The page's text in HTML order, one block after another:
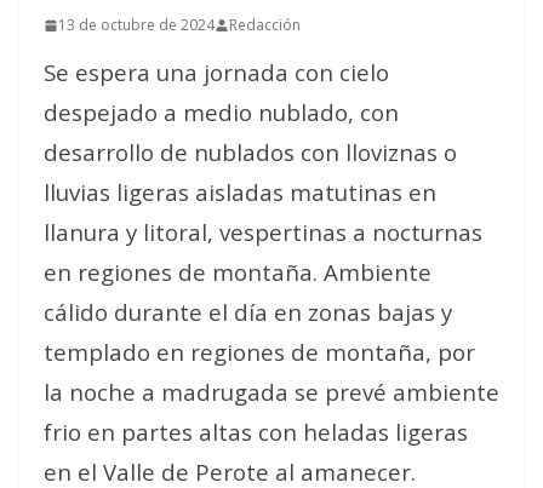
13 de octubre de 2024 Redacción
Se espera una jornada con cielo
despejado a medio nublado, con
desarrollo de nublados con lloviznas o
lluvias ligeras aisladas matutinas en
llanura y litoral, vespertinas a nocturnas
en regiones de montaña. Ambiente
cálido durante el día en zonas bajas y
templado en regiones de montaña, por
la noche a madrugada se prevé ambiente
frio en partes altas con heladas ligeras
en el Valle de Perote al amanecer.